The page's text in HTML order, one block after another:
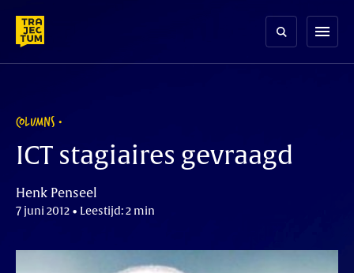
content
menu
COLUMNS
ICT stagiaires gevraagd
Henk Penseel
7 juni 2012 • Leestijd: 2 min